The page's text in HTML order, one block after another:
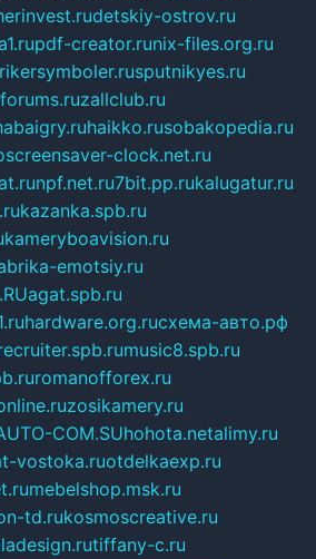
detskiy-ostrov.ru
pdf-creator.runix-files.org.ru
sputnikyes.ru
zallclub.ru
haikko.rusobakopedia.ru
screensaver-clock.net.ru
npf.net.ru7bit.pp.rukalugatur.ru
kazanka.spb.ru
kameryboavision.ru
emotsiy.ru
agat.spb.ru
hardware.org.ruсхема-авто.рф
music8.spb.ru
romanofforex.ru
zosikamery.ru
COM.SUhohota.netalimy.ru
vostoka.ruotdelkaexp.ru
mebelshop.msk.ru
td.rukosmoscreative.ru
tiffany-c.ru